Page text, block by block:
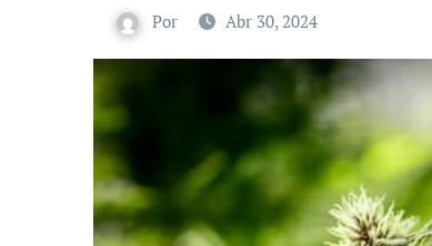
Por Abr 30, 2024